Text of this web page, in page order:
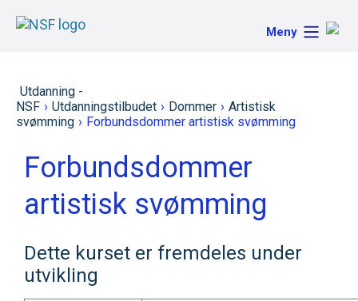
Meny
Utdanning -
NSF › Utdanningstilbudet › Dommer › Artistisk
svømming › Forbundsdommer artistisk svømming
Forbundsdommer
artistisk svømming
Dette kurset er fremdeles under
utvikling